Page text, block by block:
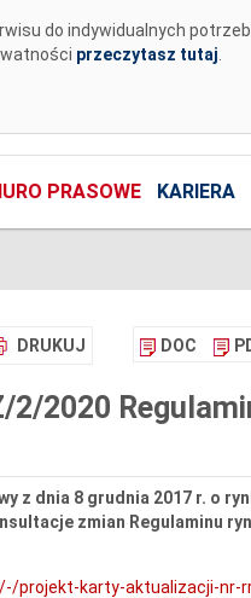
do indywidualnych
przeczytasz tutaj
PRASOWE KARIERA
DRUKUJ DOC
2020
z dnia 8 grudnia 2017 r. o
zmian Regulaminu
projekt-karty-aktualizacji-nr-